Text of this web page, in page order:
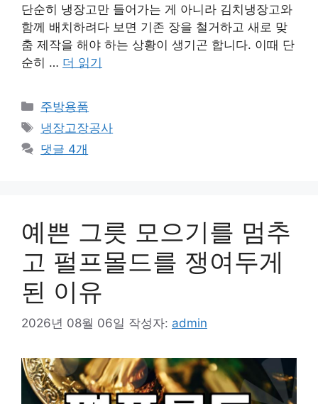
단순히 냉장고만 들어가는 게 아니라 김치냉장고와
함께 배치하려다 보면 기존 장을 철거하고 새로 맞
춤 제작을 해야 하는 상황이 생기곤 합니다. 이때 단
순히 … 더 읽기
카
테
리
주방용품
태
그
냉장고장공사
댓글 4개
예쁜 그릇 모으기를 멈추
고 펄프몰드를 쟁여두게
된 이유
2026년 08월 06일 작성자: admin